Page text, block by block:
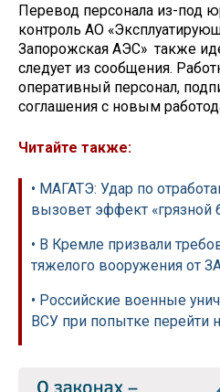
Перевод персонала из-под
контроль АО
Запорожская АЭС» также
следует из сообщения.
оперативный персонал,
соглашения с новым
Читайте также:
• МАГАТЭ: Удар по
вызовет эффект «грязной
• В Кремле призвали
тяжелого вооружения от
• Российские военные
ВСУ при попытке перейти